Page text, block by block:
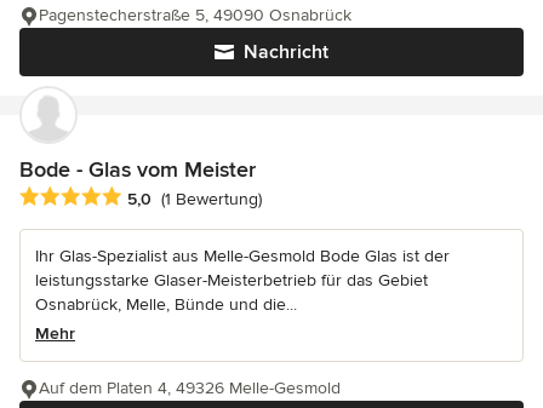
Nachricht
Pagenstecherstraße 5, 49090 Osnabrück
Bode - Glas vom Meister
Durchschnittliche Bewertung: 5 von 5 Sternen
5,0 (1 Bewertung)
Ihr Glas-Spezialist aus Melle-Gesmold Bode Glas ist der
leistungsstarke Glaser-Meisterbetrieb für das Gebiet
Osnabrück, Melle, Bünde und die...
Mehr
Auf dem Platen 4, 49326 Melle-Gesmold